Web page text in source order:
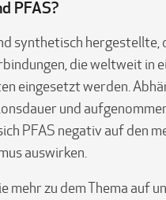
PFAS?
synthetisch hergestellte,
die weltweit in
eingesetzt werden.
und
PFAS negativ auf den
auswirken.
mehr zu dem Thema auf